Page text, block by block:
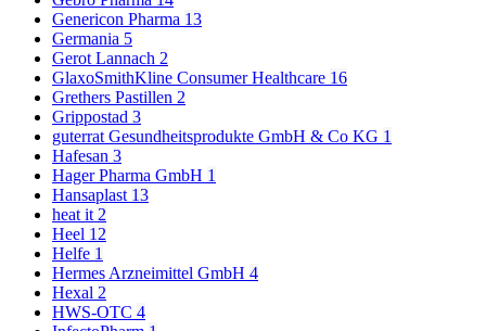
Genericon Pharma 13
Germania 5
Gerot Lannach 2
GlaxoSmithKline Consumer Healthcare 16
Grethers Pastillen 2
Grippostad 3
guterrat Gesundheitsprodukte GmbH & Co KG 1
Hafesan 3
Hager Pharma GmbH 1
Hansaplast 13
heat it 2
Heel 12
Helfe 1
Hermes Arzneimittel GmbH 4
Hexal 2
HWS-OTC 4